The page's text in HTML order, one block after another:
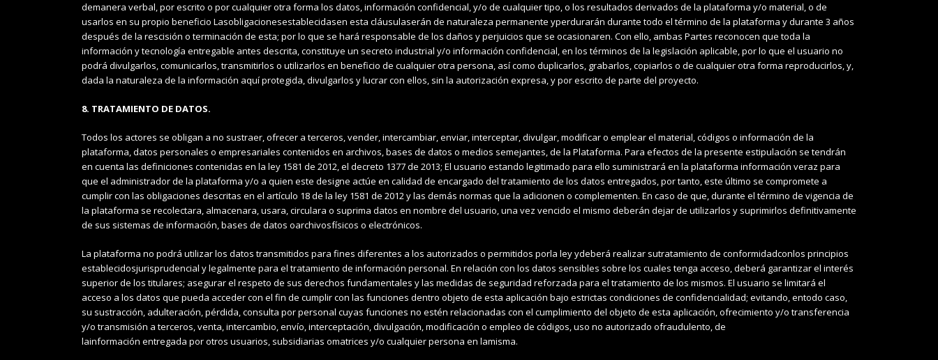
demanera verbal, por escrito o por cualquier otra forma los datos, información confidencial, y/o de cualquier tipo, o los resultados derivados de la plataforma y/o material, o de
usarlos en su propio beneficio Lasobligacionesestablecidasen esta cláusulaserán de naturaleza permanente yperdurarán durante todo el término de la plataforma y durante 3 años
después de la rescisión o terminación de esta; por lo que se hará responsable de los daños y perjuicios que se ocasionaren. Con ello, ambas Partes reconocen que toda la
información y tecnología entregable antes descrita, constituye un secreto industrial y/o información confidencial, en los términos de la legislación aplicable, por lo que el usuario no
podrá divulgarlos, comunicarlos, transmitirlos o utilizarlos en beneficio de cualquier otra persona, así como duplicarlos, grabarlos, copiarlos o de cualquier otra forma reproducirlos, y,
dada la naturaleza de la información aquí protegida, divulgarlos y lucrar con ellos, sin la autorización expresa, y por escrito de parte del proyecto.
8. TRATAMIENTO DE DATOS.
Todos los actores se obligan a no sustraer, ofrecer a terceros, vender, intercambiar, enviar, interceptar, divulgar, modificar o emplear el material, códigos o información de la
plataforma, datos personales o empresariales contenidos en archivos, bases de datos o medios semejantes, de la Plataforma. Para efectos de la presente estipulación se tendrán
en cuenta las definiciones contenidas en la ley 1581 de 2012, el decreto 1377 de 2013; El usuario estando legitimado para ello suministrará en la plataforma información veraz para
que el administrador de la plataforma y/o a quien este designe actúe en calidad de encargado del tratamiento de los datos entregados, por tanto, este último se compromete a
cumplir con las obligaciones descritas en el artículo 18 de la ley 1581 de 2012 y las demás normas que la adicionen o complementen. En caso de que, durante el término de vigencia de
la plataforma se recolectara, almacenara, usara, circulara o suprima datos en nombre del usuario, una vez vencido el mismo deberán dejar de utilizarlos y suprimirlos definitivamente
de sus sistemas de información, bases de datos oarchivosfísicos o electrónicos.
La plataforma no podrá utilizar los datos transmitidos para fines diferentes a los autorizados o permitidos porla ley ydeberá realizar sutratamiento de conformidadconlos principios
establecidosjurisprudencial y legalmente para el tratamiento de información personal. En relación con los datos sensibles sobre los cuales tenga acceso, deberá garantizar el interés
superior de los titulares; asegurar el respeto de sus derechos fundamentales y las medidas de seguridad reforzada para el tratamiento de los mismos. El usuario se limitará el
acceso a los datos que pueda acceder con el fin de cumplir con las funciones dentro objeto de esta aplicación bajo estrictas condiciones de confidencialidad; evitando, entodo caso,
su sustracción, adulteración, pérdida, consulta por personal cuyas funciones no estén relacionadas con el cumplimiento del objeto de esta aplicación, ofrecimiento y/o transferencia
y/o transmisión a terceros, venta, intercambio, envío, interceptación, divulgación, modificación o empleo de códigos, uso no autorizado ofraudulento, de
lainformación entregada por otros usuarios, subsidiarias omatrices y/o cualquier persona en lamisma.